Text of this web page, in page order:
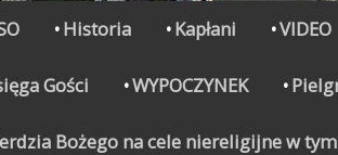
Historia Kapłani VIDEO
Gości WYPOCZYNEK
Bożego na cele niereligijne w